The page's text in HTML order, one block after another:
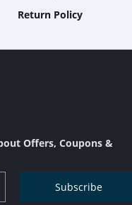
Return Policy
Offers, Coupons &
Subscribe